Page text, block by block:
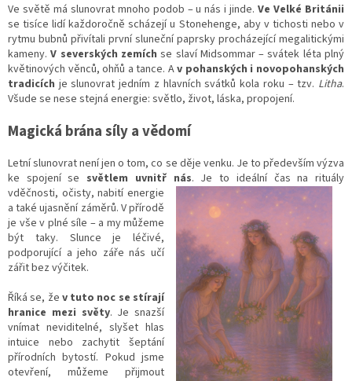
Ve světě má slunovrat mnoho podob – u nás i jinde.Ve Velké Británii
se tisíce lidí každoročně scházejí u Stonehenge, aby v tichosti nebo v
rytmu bubnů přivítali první sluneční paprsky procházející megalitickými
kameny.V severských zemích se slaví Midsommar – svátek léta plný
květinových věnců, ohňů a tance. Av pohanských i novopohanských
tradicích je slunovrat jedním z hlavních svátků kola roku – tzv. Litha.
Všude se nese stejná energie: světlo, život, láska, propojení.
Magická brána síly a vědomí
Letní slunovrat není jen o tom, co se děje venku. Je to především výzva
ke spojení se světlem uvnitř nás. Je to ideální čas na rituály
vděčnosti, očisty, nabití energie
a také ujasnění záměrů. V přírodě
je vše v plné síle – a my můžeme
být taky. Slunce je léčivé,
podporující a jeho záře nás učí
zářit bez výčitek.
Říká se, že v tuto noc se stírají
hranice mezi světy. Je snazší
vnímat neviditelné, slyšet hlas
intuice nebo zachytit šeptání
přírodních bytostí. Pokud jsme
otevření, můžeme přijmout